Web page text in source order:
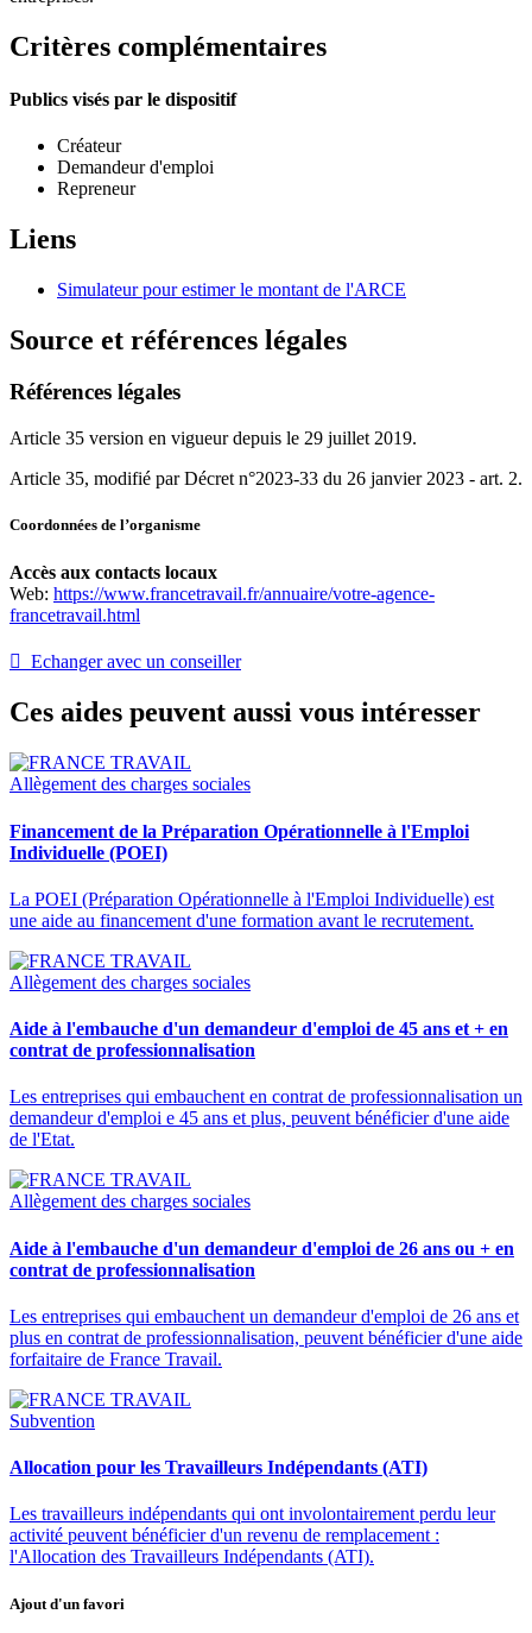
Critères complémentaires
Publics visés par le dispositif
Créateur
Demandeur d'emploi
Repreneur
Liens
Simulateur pour estimer le montant de l'ARCE
Source et références légales
Références légales
Article 35 version en vigueur depuis le 29 juillet 2019.
Article 35, modifié par Décret n°2023-33 du 26 janvier 2023 - art. 2.
Coordonnées de l’organisme
Accès aux contacts locaux
Web: https://www.francetravail.fr/annuaire/votre-agence-
francetravail.html
 Echanger avec un conseiller
Ces aides peuvent aussi vous intéresser
Allègement des charges sociales
Financement de la Préparation Opérationnelle à l'Emploi
Individuelle (POEI)
La POEI (Préparation Opérationnelle à l'Emploi Individuelle) est
une aide au financement d'une formation avant le recrutement.
Allègement des charges sociales
Aide à l'embauche d'un demandeur d'emploi de 45 ans et + en
contrat de professionnalisation
Les entreprises qui embauchent en contrat de professionnalisation un
demandeur d'emploi e 45 ans et plus, peuvent bénéficier d'une aide
de l'Etat.
Allègement des charges sociales
Aide à l'embauche d'un demandeur d'emploi de 26 ans ou + en
contrat de professionnalisation
Les entreprises qui embauchent un demandeur d'emploi de 26 ans et
plus en contrat de professionnalisation, peuvent bénéficier d'une aide
forfaitaire de France Travail.
Subvention
Allocation pour les Travailleurs Indépendants (ATI)
Les travailleurs indépendants qui ont involontairement perdu leur
activité peuvent bénéficier d'un revenu de remplacement :
l'Allocation des Travailleurs Indépendants (ATI).
Ajout d'un favori